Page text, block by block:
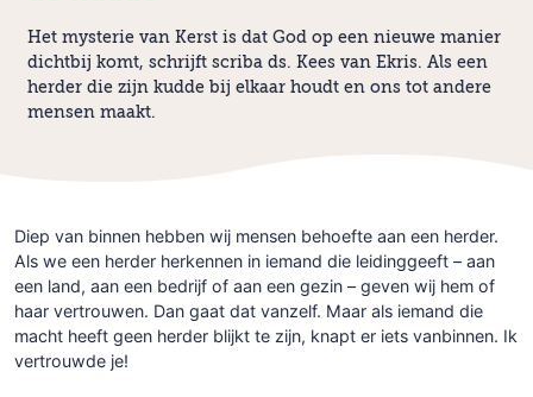
Het mysterie van Kerst is dat God op een nieuwe manier
dichtbij komt, schrijft scriba ds. Kees van Ekris. Als een
herder die zijn kudde bij elkaar houdt en ons tot andere
mensen maakt.
Diep van binnen hebben wij mensen behoefte aan een herder.
Als we een herder herkennen in iemand die leidinggeeft – aan
een land, aan een bedrijf of aan een gezin – geven wij hem of
haar vertrouwen. Dan gaat dat vanzelf. Maar als iemand die
macht heeft geen herder blijkt te zijn, knapt er iets vanbinnen. Ik
vertrouwde je!